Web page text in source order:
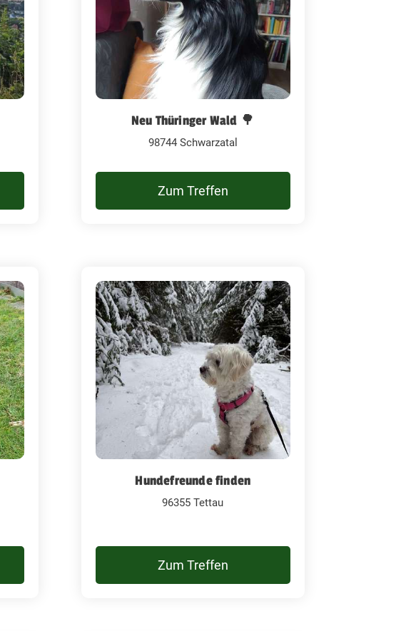
Neu Thüringer Wald 🌳
98744 Schwarzatal
Zum Treffen
Hundefreunde finden
96355 Tettau
Zum Treffen